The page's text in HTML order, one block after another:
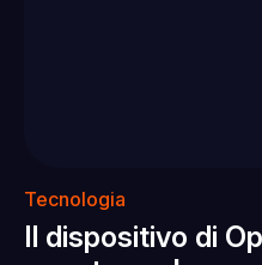
Tecnologia
Il dispositivo di